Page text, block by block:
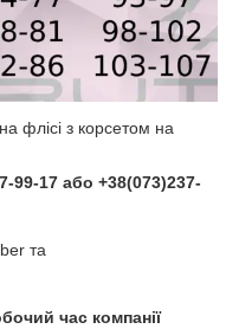
флісі з корсетом на
99-17 або +38(073)237-
та
час компанії